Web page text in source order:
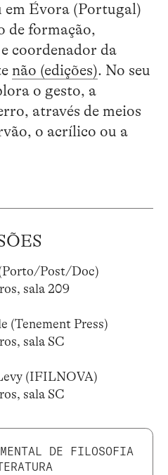
em Évora (Portugal)
de formação,
coordenador da
não (edições). No seu
o gesto, a
através de meios
o acrílico ou a
Post/Doc)
sala 209
(Tenement Press)
sala SC
(IFILNOVA)
sala SC
DE FILOSOFIA